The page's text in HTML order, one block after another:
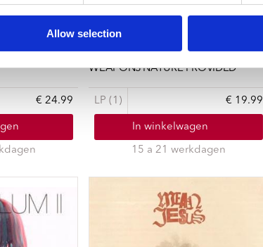
Allow selection
€ 24.99
WEAPONS NATURE PROVIDED
LP (1) € 19.99
In winkelwagen
15 a 21 werkdagen